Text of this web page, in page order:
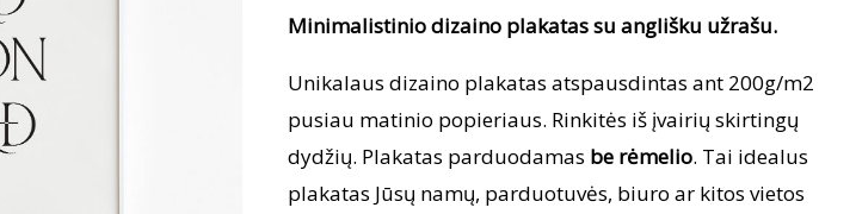
Minimalistinio dizaino plakatas su anglišku užrašu.
Unikalaus dizaino plakatas atspausdintas ant 200g/m2
pusiau matinio popieriaus. Rinkitės iš įvairių skirtingų
dydžių. Plakatas parduodamas be rėmelio. Tai idealus
plakatas Jūsų namų, parduotuvės, biuro ar kitos vietos